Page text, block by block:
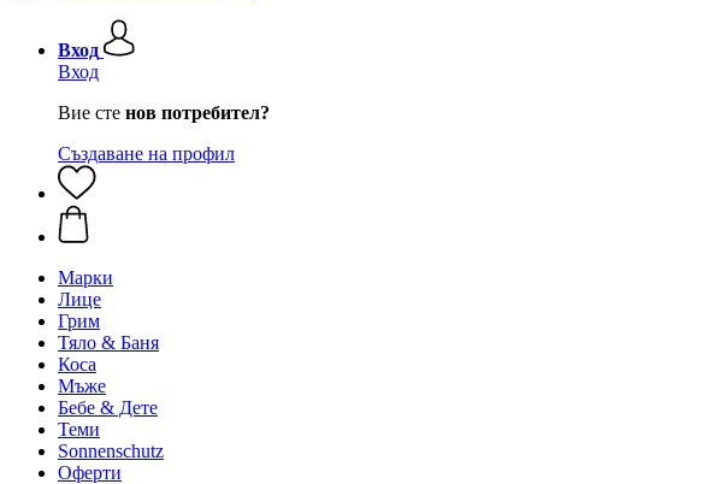
Вход
Вход
Вие сте нов потребител?
Създаване на профил
Марки
Лице
Грим
Тяло & Баня
Коса
Мъже
Бебе & Дете
Теми
Sonnenschutz
Оферти